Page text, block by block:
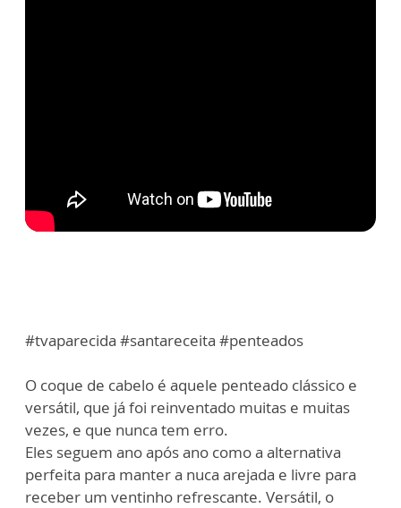
#tvaparecida #santareceita #penteados
O coque de cabelo é aquele penteado clássico e
versátil, que já foi reinventado muitas e muitas
vezes, e que nunca tem erro.
Eles seguem ano após ano como a alternativa
perfeita para manter a nuca arejada e livre para
receber um ventinho refrescante. Versátil, o